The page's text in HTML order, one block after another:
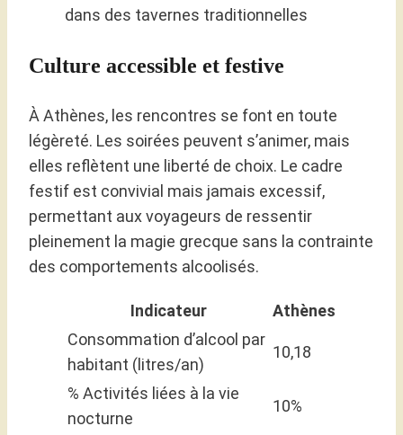
dans des tavernes traditionnelles
Culture accessible et festive
À Athènes, les rencontres se font en toute
légèreté. Les soirées peuvent s’animer, mais
elles reflètent une liberté de choix. Le cadre
festif est convivial mais jamais excessif,
permettant aux voyageurs de ressentir
pleinement la magie grecque sans la contrainte
des comportements alcoolisés.
Indicateur
Athènes
Consommation d’alcool par
habitant (litres/an)
10,18
% Activités liées à la vie
nocturne
10%